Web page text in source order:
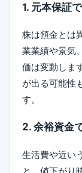
1. 元本保証
株は預金とは
業業績や景気
価は変動しま
が出る可能性
す。
2. 余裕資金
生活費や近い